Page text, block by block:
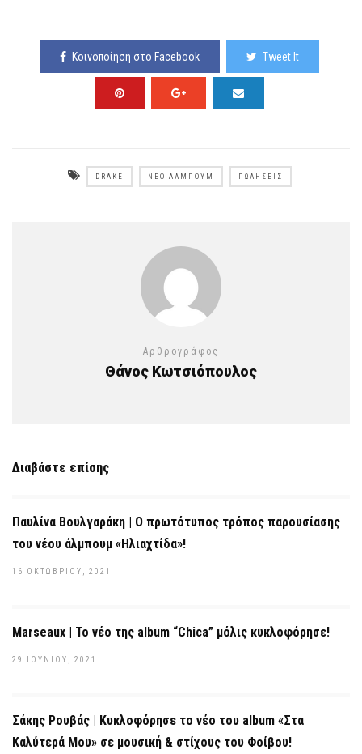
Κοινοποίηση στο Facebook Tweet It
DRAKE ΝΈΟ ΆΛΜΠΟΥΜ ΠΩΛΉΣΕΙΣ
Αρθρογράφος
Θάνος Κωτσιόπουλος
Διαβάστε επίσης
Παυλίνα Βουλγαράκη | Ο πρωτότυπος τρόπος παρουσίασης
του νέου άλμπουμ «Ηλιαχτίδα»!
16 ΟΚΤΩΒΡΊΟΥ, 2021
Marseaux | Το νέο της album “Chica” μόλις κυκλοφόρησε!
29 ΙΟΥΝΊΟΥ, 2021
Σάκης Ρουβάς | Κυκλοφόρησε το νέο του album «Στα
Καλύτερά Μου» σε μουσική & στίχους του Φοίβου!